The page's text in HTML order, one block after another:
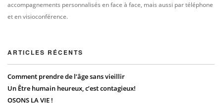
accompagnements personnalisés en face à face, mais aussi par téléphone
et en visioconférence.
ARTICLES RÉCENTS
Comment prendre de l’âge sans vieillir
Un Être humain heureux, c’est contagieux!
OSONS LA VIE !